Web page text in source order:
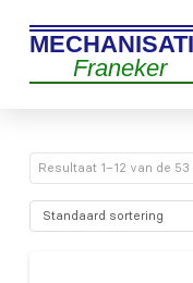
Franeker
Resultaat 1–12 van de